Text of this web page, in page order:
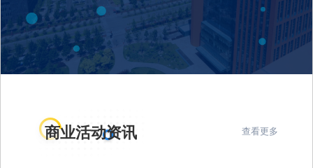
商业活动资讯 查看更多